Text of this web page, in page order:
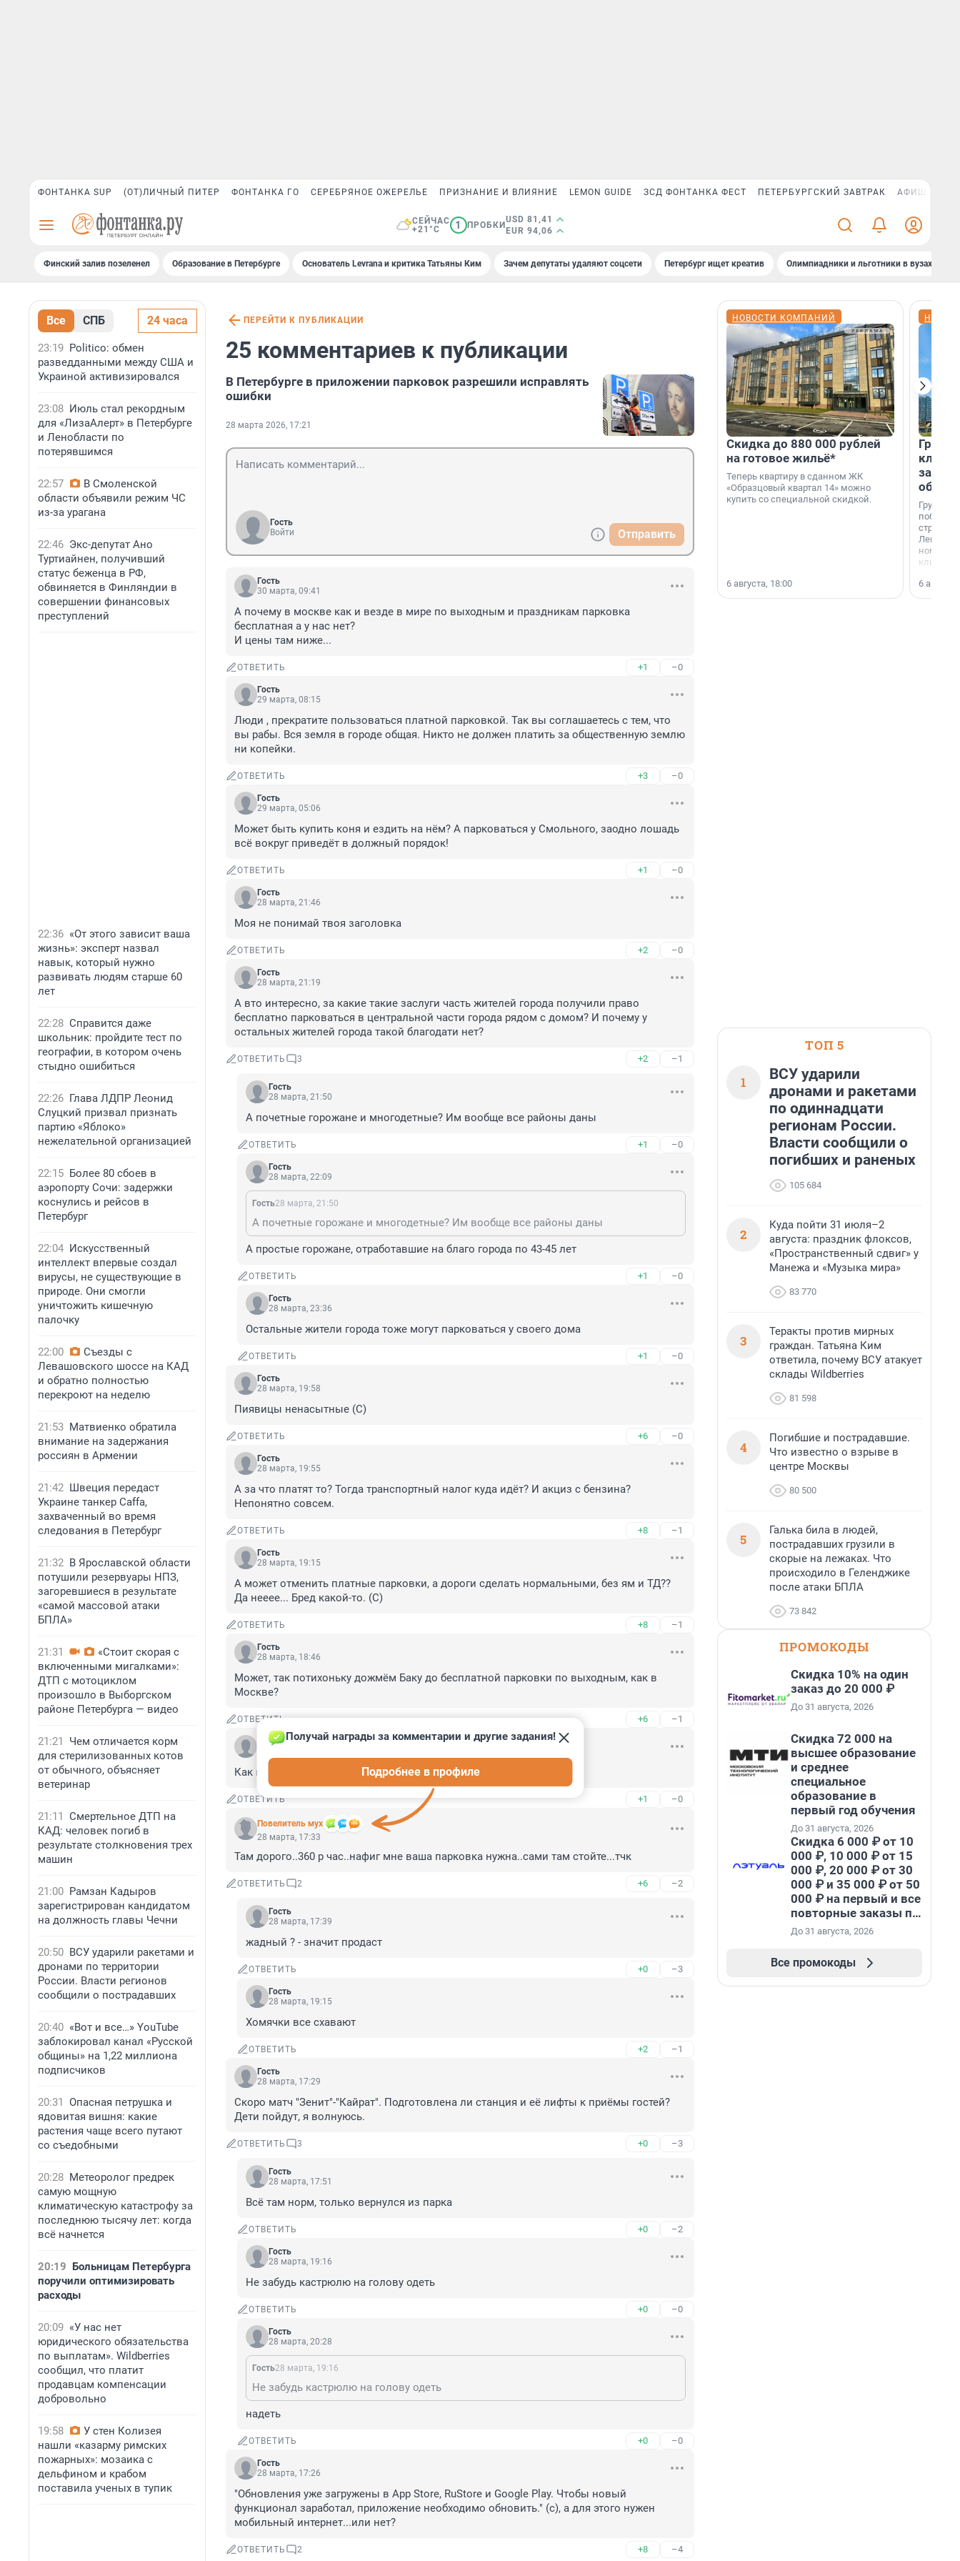
ФОНТАНКА SUP (ОТ)ЛИЧНЫЙ ПИТЕР ФОНТАНКА ГО СЕРЕБРЯНОЕ ОЖЕРЕЛЬЕ ПРИЗНАНИЕ И ВЛИЯНИЕ LEMON GUIDE ЗСД ФОНТАНКА ФЕСТ ПЕТЕРБУРГСКИЙ ЗАВТРАК АФИША PLUS
СЕЙЧАС
+21°C
1 ПРОБКИ
USD 81,41
EUR 94,06
Финский залив позеленел Образование в Петербурге Основатель Levrana и критика Татьяны Ким Зачем депутаты удаляют соцсети Петербург ищет креатив Олимпиадники и льготники в вузах СПб
Все СПБ 24 часа
23:19 Politico: обмен
разведданными между США и
Украиной активизировался
23:08 Июль стал рекордным
для «ЛизаАлерт» в Петербурге
и Ленобласти по
потерявшимся
22:57
В Смоленской
области объявили режим ЧС
из-за урагана
22:46 Экс-депутат Ано
Туртиайнен, получивший
статус беженца в РФ,
обвиняется в Финляндии в
совершении финансовых
преступлений
22:36 «От этого зависит ваша
жизнь»: эксперт назвал
навык, который нужно
развивать людям старше 60
лет
22:28 Справится даже
школьник: пройдите тест по
географии, в котором очень
стыдно ошибиться
22:26 Глава ЛДПР Леонид
Слуцкий призвал признать
партию «Яблоко»
нежелательной организацией
22:15 Более 80 сбоев в
аэропорту Сочи: задержки
коснулись и рейсов в
Петербург
22:04 Искусственный
интеллект впервые создал
вирусы, не существующие в
природе. Они смогли
уничтожить кишечную
палочку
22:00
Съезды с
Левашовского шоссе на КАД
и обратно полностью
перекроют на неделю
21:53 Матвиенко обратила
внимание на задержания
россиян в Армении
21:42 Швеция передаст
Украине танкер Caffa,
захваченный во время
следования в Петербург
21:32 В Ярославской области
потушили резервуары НПЗ,
загоревшиеся в результате
«самой массовой атаки
БПЛА»
21:31
«Стоит скорая с
включенными мигалками»:
ДТП с мотоциклом
произошло в Выборгском
районе Петербурга — видео
21:21
Чем отличается корм
для стерилизованных котов
от обычного, объясняет
ветеринар
21:11 Смертельное ДТП на
КАД: человек погиб в
результате столкновения трех
машин
21:00 Рамзан Кадыров
зарегистрирован кандидатом
на должность главы Чечни
20:50 ВСУ ударили ракетами и
дронами по территории
России. Власти регионов
сообщили о пострадавших
20:40 «Вот и все…» YouTube
заблокировал канал «Русской
общины» на 1,22 миллиона
подписчиков
20:31 Опасная петрушка и
ядовитая вишня: какие
растения чаще всего путают
со съедобными
20:28 Метеоролог предрек
самую мощную
климатическую катастрофу за
последнюю тысячу лет: когда
всё начнется
20:19 Больницам Петербурга
поручили оптимизировать
расходы
20:09 «У нас нет
юридического обязательства
по выплатам». Wildberries
сообщил, что платит
продавцам компенсации
добровольно
19:58
У стен Колизея
нашли «казарму римских
пожарных»: мозаика с
дельфином и крабом
поставила ученых в тупик
ПЕРЕЙТИ К ПУБЛИКАЦИИ
25 комментариев к публикации
В Петербурге в приложении парковок разрешили исправлять
ошибки
28 марта 2026, 17:21
Гость
Войти
Отправить
Гость
30 марта, 09:41
А почему в москве как и везде в мире по выходным и праздникам парковка
бесплатная а у нас нет?
И цены там ниже...
ОТВЕТИТЬ +1 –0
Гость
29 марта, 08:15
Люди , прекратите пользоваться платной парковкой. Так вы соглашаетесь с тем, что
вы рабы. Вся земля в городе общая. Никто не должен платить за общественную землю
ни копейки.
ОТВЕТИТЬ +3 –0
Гость
29 марта, 05:06
Может быть купить коня и ездить на нём? А парковаться у Смольного, заодно лошадь
всё вокруг приведёт в должный порядок!
ОТВЕТИТЬ +1 –0
Гость
28 марта, 21:46
Моя не понимай твоя заголовка
ОТВЕТИТЬ +2 –0
Гость
28 марта, 21:19
А вто интересно, за какие такие заслуги часть жителей города получили право
бесплатно парковаться в центральной части города рядом с домом? И почему у
остальных жителей города такой благодати нет?
ОТВЕТИТЬ 3 +2 –1
Гость
28 марта, 21:50
А почетные горожане и многодетные? Им вообще все районы даны
ОТВЕТИТЬ +1 –0
Гость
28 марта, 22:09
Гость28 марта, 21:50
А почетные горожане и многодетные? Им вообще все районы даны
А простые горожане, отработавшие на благо города по 43-45 лет
ОТВЕТИТЬ +1 –0
Гость
28 марта, 23:36
Остальные жители города тоже могут парковаться у своего дома
ОТВЕТИТЬ +1 –0
Гость
28 марта, 19:58
Пиявицы ненасытные (С)
ОТВЕТИТЬ +6 –0
Гость
28 марта, 19:55
А за что платят то? Тогда транспортный налог куда идёт? И акциз с бензина?
Непонятно совсем.
ОТВЕТИТЬ +8 –1
Гость
28 марта, 19:15
А может отменить платные парковки, а дороги сделать нормальными, без ям и ТД??
Да нееее... Бред какой-то. (С)
ОТВЕТИТЬ +8 –1
Гость
28 марта, 18:46
Может, так потихоньку дожмём Баку до бесплатной парковки по выходным, как в
Москве?
ОТВЕТИТЬ +6 –1
Гость
Как похорошела жизнь
ОТВЕТИТЬ +1 –0
Повелитель мух
Получай награды за комментарии и другие задания!
Подробнее в профиле
28 марта, 17:33
Там дорого..360 р час..нафиг мне ваша парковка нужна..сами там стойте...тчк
ОТВЕТИТЬ 2 +6 –2
Гость
28 марта, 17:39
жадный ? - значит продаст
ОТВЕТИТЬ +0 –3
Гость
28 марта, 19:15
Хомячки все схавают
ОТВЕТИТЬ +2 –1
Гость
28 марта, 17:29
Скоро матч "Зенит"-"Кайрат". Подготовлена ли станция и её лифты к приёмы гостей?
Дети пойдут, я волнуюсь.
ОТВЕТИТЬ 3 +0 –3
Гость
28 марта, 17:51
Всё там норм, только вернулся из парка
ОТВЕТИТЬ +0 –2
Гость
28 марта, 19:16
Не забудь кастрюлю на голову одеть
ОТВЕТИТЬ +0 –0
Гость
28 марта, 20:28
Гость28 марта, 19:16
Не забудь кастрюлю на голову одеть
надеть
ОТВЕТИТЬ +0 –0
Гость
28 марта, 17:26
"Обновления уже загружены в App Store, RuStore и Google Play. Чтобы новый
функционал заработал, приложение необходимо обновить." (с), а для этого нужен
мобильный интернет...или нет?
ОТВЕТИТЬ 2 +8 –4
НОВОСТИ КОМПАНИЙ
Скидка до 880 000 рублей
на готовое жильё*
Теперь квартиру в сданном ЖК
«Образцовый квартал 14» можно
купить со специальной скидкой.
6 августа, 18:00
Группа
области».
6
ТОП 5
1
ВСУ ударили
дронами и ракетами
по одиннадцати
регионам России.
Власти сообщили о
погибших и раненых
105 684
2
Куда пойти 31 июля–2
августа: праздник флоксов,
«Пространственный сдвиг» у
Манежа и «Музыка мира»
83 770
3
Теракты против мирных
граждан. Татьяна Ким
ответила, почему ВСУ атакует
склады Wildberries
81 598
4
Погибшие и пострадавшие.
Что известно о взрыве в
центре Москвы
80 500
5
Галька била в людей,
пострадавших грузили в
скорые на лежаках. Что
происходило в Геленджике
после атаки БПЛА
73 842
ПРОМОКОДЫ
Скидка 10% на один
заказ до 20 000 ₽
До 31 августа, 2026
Скидка 72 000 на
высшее образование
и среднее
специальное
образование в
первый год обучения
До 31 августа, 2026
Скидка 6 000 ₽ от 10
000 ₽, 10 000 ₽ от 15
000 ₽, 20 000 ₽ от 30
000 ₽ и 35 000 ₽ от 50
000 ₽ на первый и все
повторные заказы по
промокоду НАБЕРИ
До 31 августа, 2026
Все промокоды